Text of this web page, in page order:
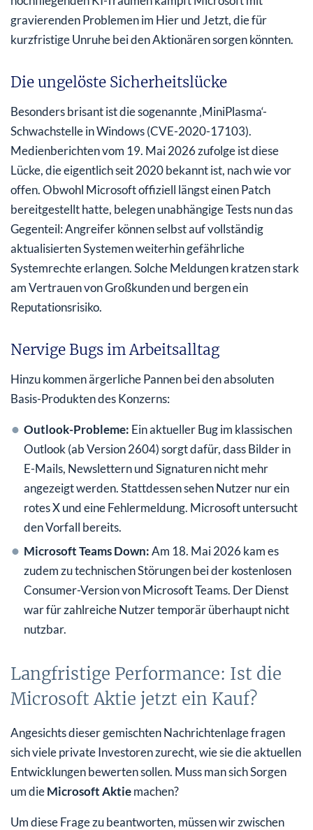
gravierenden Problemen im Hier und Jetzt, die für
kurzfristige Unruhe bei den Aktionären sorgen könnten.
Die ungelöste Sicherheitslücke
Besonders brisant ist die sogenannte ‚MiniPlasma‘-
Schwachstelle in Windows (CVE-2020-17103).
Medienberichten vom 19. Mai 2026 zufolge ist diese
Lücke, die eigentlich seit 2020 bekannt ist, nach wie vor
offen. Obwohl Microsoft offiziell längst einen Patch
bereitgestellt hatte, belegen unabhängige Tests nun das
Gegenteil: Angreifer können selbst auf vollständig
aktualisierten Systemen weiterhin gefährliche
Systemrechte erlangen. Solche Meldungen kratzen stark
am Vertrauen von Großkunden und bergen ein
Reputationsrisiko.
Nervige Bugs im Arbeitsalltag
Hinzu kommen ärgerliche Pannen bei den absoluten
Basis-Produkten des Konzerns:
Outlook-Probleme: Ein aktueller Bug im klassischen
Outlook (ab Version 2604) sorgt dafür, dass Bilder in
E-Mails, Newslettern und Signaturen nicht mehr
angezeigt werden. Stattdessen sehen Nutzer nur ein
rotes X und eine Fehlermeldung. Microsoft untersucht
den Vorfall bereits.
Microsoft Teams Down:Am 18. Mai 2026 kam es
zudem zu technischen Störungen bei der kostenlosen
Consumer-Version von Microsoft Teams. Der Dienst
war für zahlreiche Nutzer temporär überhaupt nicht
nutzbar.
Langfristige Performance: Ist die
Microsoft Aktie jetzt ein Kauf?
Angesichts dieser gemischten Nachrichtenlage fragen
sich viele private Investoren zurecht, wie sie die aktuellen
Entwicklungen bewerten sollen. Muss man sich Sorgen
um dieMicrosoft Aktiemachen?
Um diese Frage zu beantworten, müssen wir zwischen